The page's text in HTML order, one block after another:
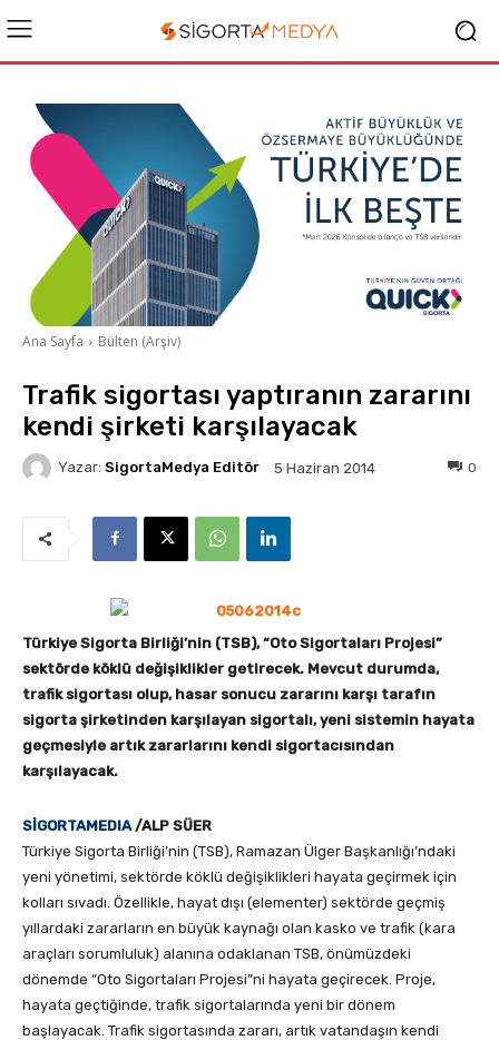
Ana Sayfa Bülten (Arşiv)
Trafik sigortası yaptıranın zararını
kendi şirketi karşılayacak
Yazar: SigortaMedya Editör 5 Haziran 2014 0
Türkiye Sigorta Birliği’nin (TSB), “Oto Sigortaları Projesi”
sektörde köklü değişiklikler getirecek. Mevcut durumda,
trafik sigortası olup, hasar sonucu zararını karşı tarafın
sigorta şirketinden karşılayan sigortalı, yeni sistemin hayata
geçmesiyle artık zararlarını kendi sigortacısından
karşılayacak.
SİGORTAMEDIA /ALP SÜER
Türkiye Sigorta Birliği’nin (TSB), Ramazan Ülger Başkanlığı’ndaki
yeni yönetimi, sektörde köklü değişiklikleri hayata geçirmek için
kolları sıvadı. Özellikle, hayat dışı (elementer) sektörde geçmiş
yıllardaki zararların en büyük kaynağı olan kasko ve trafik (kara
araçları sorumluluk) alanına odaklanan TSB, önümüzdeki
dönemde “Oto Sigortaları Projesi”ni hayata geçirecek. Proje,
hayata geçtiğinde, trafik sigortalarında yeni bir dönem
başlayacak. Trafik sigortasında zararı, artık vatandaşın kendi